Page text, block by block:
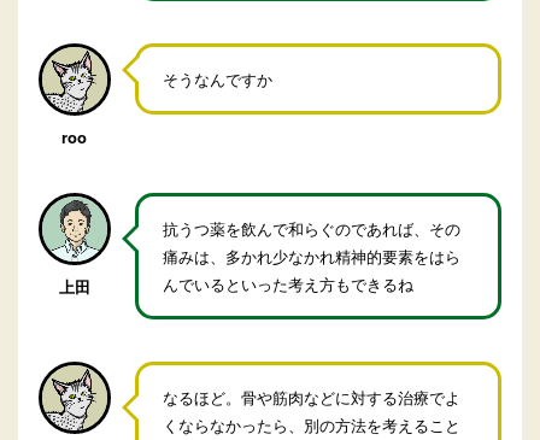
roo
そうなんですか
上田
抗うつ薬を飲んで和らぐのであれば、その
痛みは、多かれ少なかれ精神的要素をはら
んでいるといった考え方もできるね
なるほど。骨や筋肉などに対する治療でよ
くならなかったら、別の方法を考えること